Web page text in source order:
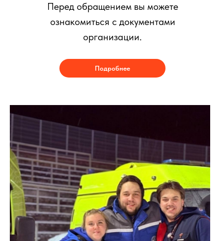
Перед обращением вы можете
ознакомиться с документами
организации.
Подробнее